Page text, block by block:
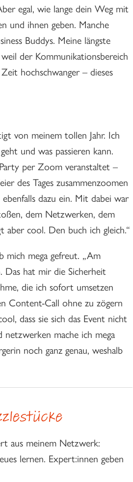
egal, wie lange dein Weg mit
und ihnen geben. Manche
Buddys. Meine längste
der Kommunikationsbereich
hochschwanger – dieses
von meinem tollen Jahr. Ich
und was passieren kann.
per Zoom veranstaltet –
des Tages zusammenzoomen
dazu ein. Mit dabei war
dem Netzwerken, dem
cool. Den buch ich gleich.“
mich mega gefreut. „Am
Das hat mir die Sicherheit
die ich sofort umsetzen
Content-Call ohne zu zögern
dass sie sich das Event nicht
mache ich mega
noch ganz genau, weshalb
aus meinem Netzwerk:
lernen. Expert:innen geben